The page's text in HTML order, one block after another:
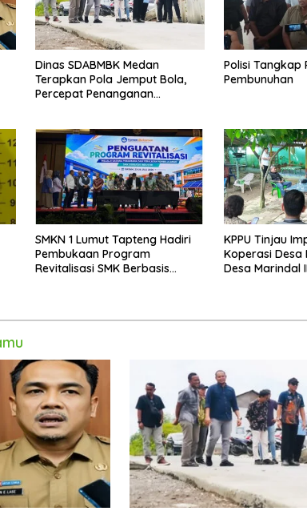
Dinas SDABMBK Medan
Terapkan Pola Jemput Bola,
Percepat Penanganan
Polisi Tangkap
Pembunuhan
SMKN 1 Lumut Tapteng Hadiri
Pembukaan Program
Revitalisasi SMK Berbasis
KPPU Tinjau
Koperasi Desa
Desa Marindal